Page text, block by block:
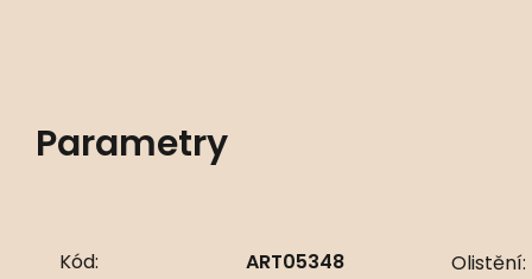
Parametry
Kód: ART05348 Olistění: